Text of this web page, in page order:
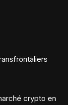
crypto en